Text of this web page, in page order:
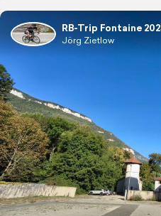
RB-Trip Fontaine
Jörg Zietlow